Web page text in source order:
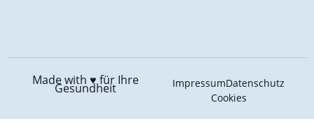
Made with ♥️für Ihre
Gesundheit ImpressumDatenschutz
Cookies